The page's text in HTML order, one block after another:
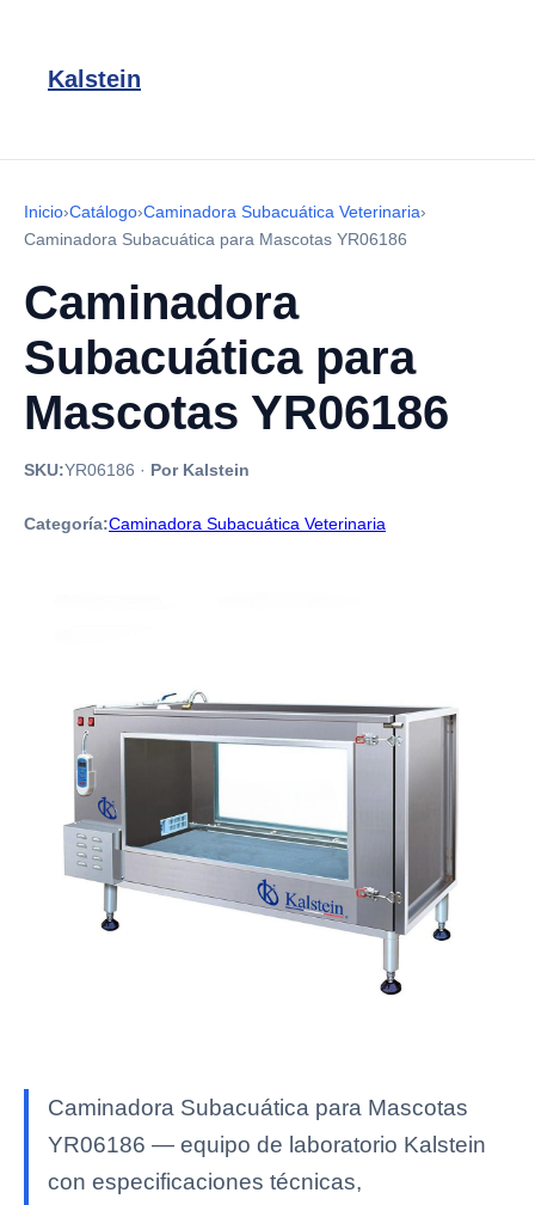
Kalstein
Inicio›Catálogo›Caminadora Subacuática Veterinaria›
Caminadora Subacuática para Mascotas YR06186
Caminadora
Subacuática para
Mascotas YR06186
SKU:YR06186 · Por Kalstein
Categoría:Caminadora Subacuática Veterinaria
Caminadora Subacuática para Mascotas
YR06186 — equipo de laboratorio Kalstein
con especificaciones técnicas,